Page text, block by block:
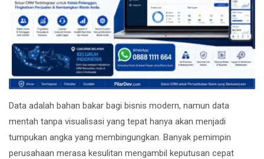
Data adalah bahan bakar bagi bisnis modern, namun data
mentah tanpa visualisasi yang tepat hanya akan menjadi
tumpukan angka yang membingungkan. Banyak pemimpin
perusahaan merasa kesulitan mengambil keputusan cepat